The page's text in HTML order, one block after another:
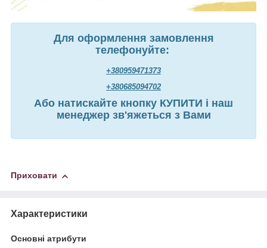
Для оформлення замовлення
телефонуйте:
+380959471373
+380685094702
Або натискайте кнопку КУПИТИ і наш
менеджер зв'яжеться з Вами
Приховати
Характеристики
Основні атрибути